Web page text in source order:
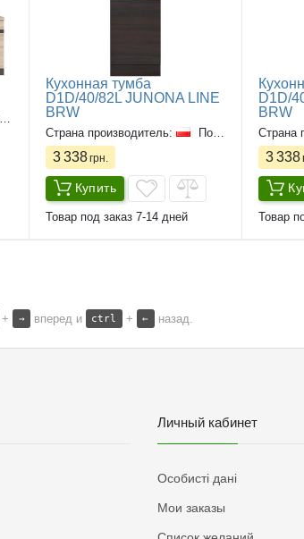
Кухонная тумба
D1D/40/82L JUNONA LINE
BRW
Страна производитель: Польша
3 338грн.
Купить
Товар под заказ 7-14 дней
D1D/
BRW
Страна
3 338
Товар
+ → вперед и ctrl + ← назад.
Личный кабинет
Особисті дані
Мои заказы